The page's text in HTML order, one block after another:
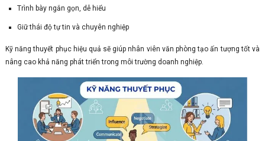
Trình bày ngắn gọn, dễ hiểu
Giữ thái độ tự tin và chuyên nghiệp
Kỹ năng thuyết phục hiệu quả sẽ giúp nhân viên văn phòng tạo ấn tượng tốt và
nâng cao khả năng phát triển trong môi trường doanh nghiệp.